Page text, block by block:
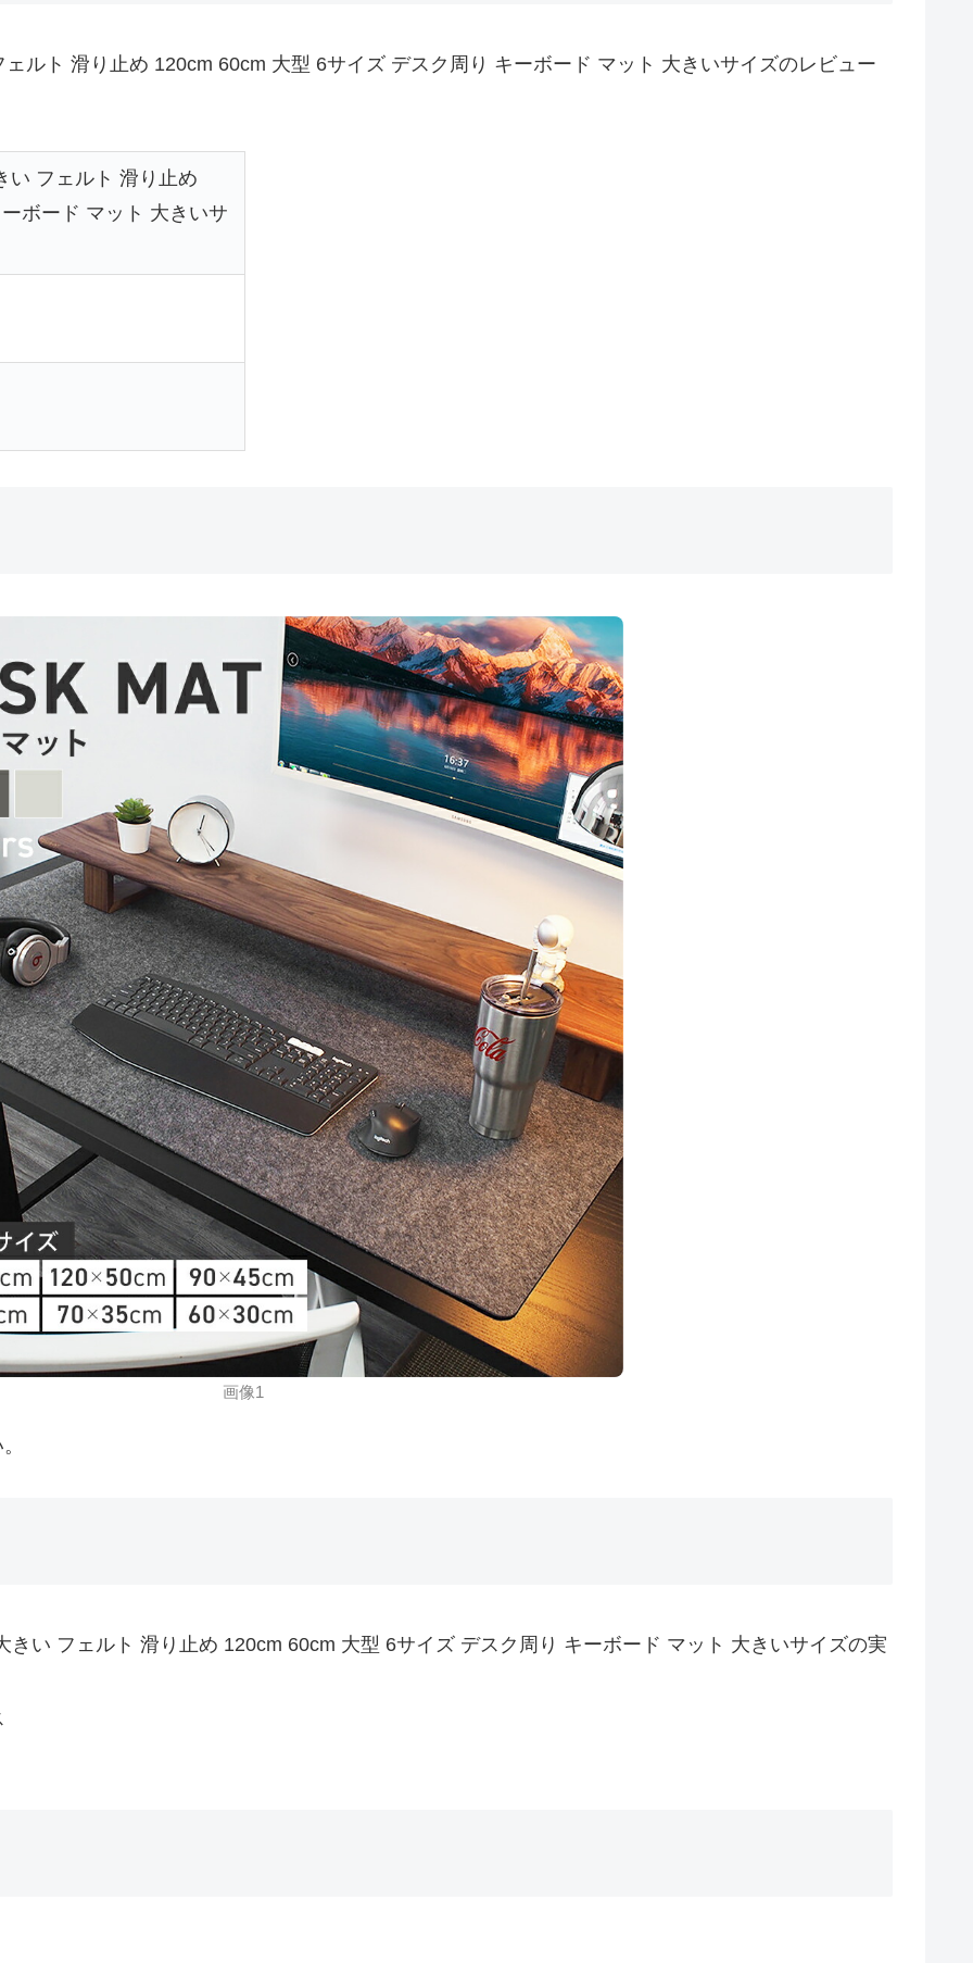
ルト 滑り止め 120cm 60cm 大型 6サイズ デスク周り キーボード マット 大きいサイズのレビュー
い フェルト 滑り止め
ボード マット 大きいサ
画像1
きい フェルト 滑り止め 120cm 60cm 大型 6サイズ デスク周り キーボード マット 大きいサイズの実